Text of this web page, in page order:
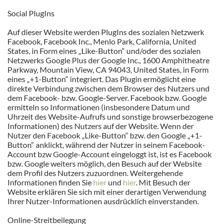
Social PlugIns
Auf dieser Website werden PlugIns des sozialen Netzwerk
Facebook, Facebook Inc., Menlo Park, California, United
States, in Form eines „Like-Button“ und/oder des sozialen
Netzwerks Google Plus der Google Inc., 1600 Amphitheatre
Parkway, Mountain View, CA 94043, United States, in Form
eines „+1-Button“ integriert. Das Plugin ermöglicht eine
direkte Verbindung zwischen dem Browser des Nutzers und
dem Facebook- bzw. Google-Server. Facebook bzw. Google
ermitteln so Informationen (insbesondere Datum und
Uhrzeit des Website-Aufrufs und sonstige browserbezogene
Informationen) des Nutzers auf der Website. Wenn der
Nutzer den Facebook „Like-Button“ bzw. den Google „+1-
Button“ anklickt, während der Nutzer in seinem Facebook-
Account bzw Google-Account eingeloggt ist, ist es Facebook
bzw. Google weiters möglich, den Besuch auf der Website
dem Profil des Nutzers zuzuordnen. Weitergehende
Informationen finden Sie hier und hier. Mit Besuch der
Website erklären Sie sich mit einer derartigen Verwendung
Ihrer Nutzer-Informationen ausdrücklich einverstanden.
Online-Streitbeilegung